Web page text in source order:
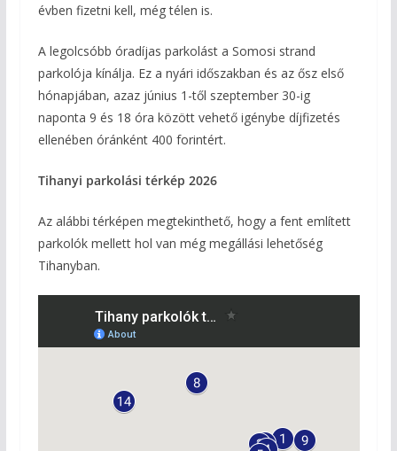
évben fizetni kell, még télen is.
A legolcsóbb óradíjas parkolást a Somosi strand
parkolója kínálja. Ez a nyári időszakban és az ősz első
hónapjában, azaz június 1-től szeptember 30-ig
naponta 9 és 18 óra között vehető igénybe díjfizetés
ellenében óránként 400 forintért.
Tihanyi parkolási térkép 2026
Az alábbi térképen megtekinthető, hogy a fent említett
parkolók mellett hol van még megállási lehetőség
Tihanyban.